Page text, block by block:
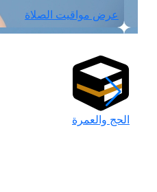
عرض مواقيت الصلاة
الحج والعمرة